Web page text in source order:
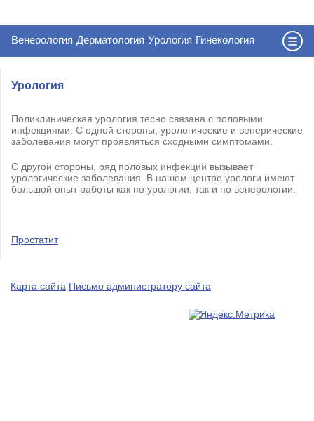
Венерология Дерматология Урология Гинекология
Урология
Поликлиническая урология тесно связана с половыми
инфекциями. С одной стороны, урологические и венерические
заболевания могут проявляться сходными симптомами.
С другой стороны, ряд половых инфекций вызывает
урологические заболевания. В нашем центре урологи имеют
большой опыт работы как по урологии, так и по венерологии.
Простатит
Карта сайта Письмо администратору сайта